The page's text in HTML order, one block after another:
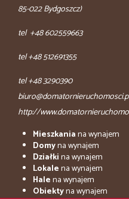
85-022 Bydgoszcz)
tel +48 602559663
tel +48 512691355
tel +48 3290390
http://
Mieszkaniana wynajem
Domyna wynajem
Działkina wynajem
Lokalena wynajem
Halena wynajem
Obiektyna wynajem